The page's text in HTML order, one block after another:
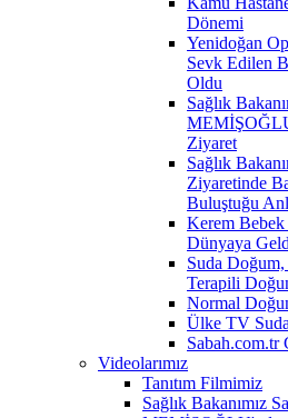
Dönemi
Yenidoğan
Sevk Edilen
Oldu
Sağlık
Ziyaret
Sağlık
Ziyaretinde
Buluştuğu
Kerem
Dünyaya
Suda
Terapili
Normal
Ülke TV
Sabah.com.tr
Videolarımız
Tanıtım Filmimiz
Sağlık Bakanımız